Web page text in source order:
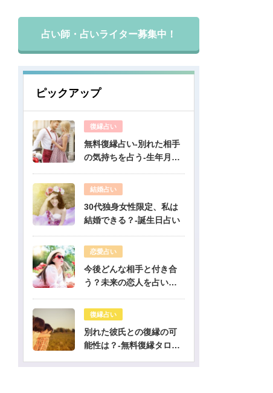
占い師・占いライター募集中！
ピックアップ
復縁占い
無料復縁占い-別れた相手
の気持ちを占う-生年月日
結婚占い
30代独身女性限定、私は
結婚できる？-誕生日占い
恋愛占い
今後どんな相手と付き合
う？未来の恋人を占いま
復縁占い
別れた彼氏との復縁の可
能性は？-無料復縁タロッ